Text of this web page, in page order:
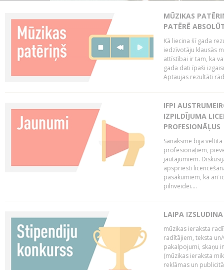
MŪZIKAS
PATĒRĒ
Kā liecina šī gada
iedzīvotāju klausās
attīstībai ir tam, ka
gada dati īpaši
Aptaujas rezultāti
IFPI
IZPILDĪJUMA
PROFESIONĀĻUS
Sanāksme bija
profesionāļiem,
jautājumiem.
apspriesti
pasākumiem, kā arī
pilnveidei....
LAIPA
mūzikas ieraksta
radītājiem, teksta
pakalpojumi, skaņu
(mūzikas ieraksta
reklāmas un